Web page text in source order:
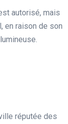
autorisé, mais
en raison de son
réputée des